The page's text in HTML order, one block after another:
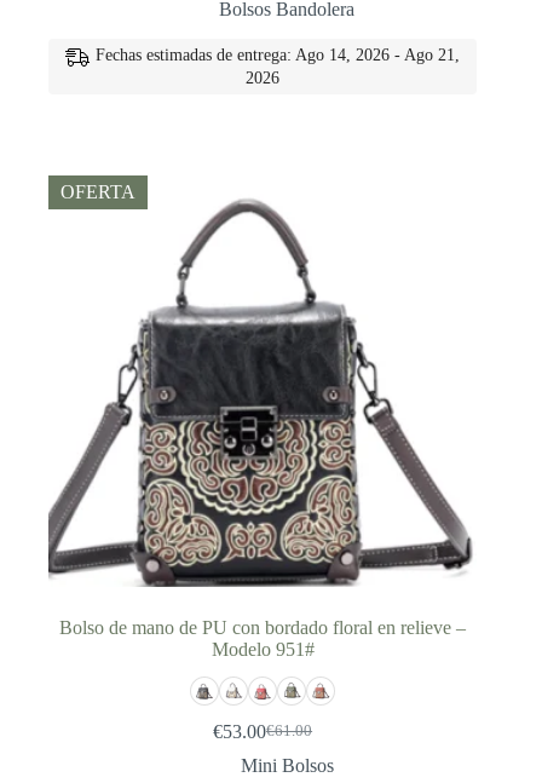
precio
era:
€65.00.
precio
es:
€57.00.
Bolsos Bandolera
Fechas estimadas de entrega: Ago 14, 2026 - Ago 21,
2026
OFERTA
Bolso de mano de PU con bordado floral en relieve –
Modelo 951#
€61.00
El
precio
€53.00El
precio
Mini Bolsos